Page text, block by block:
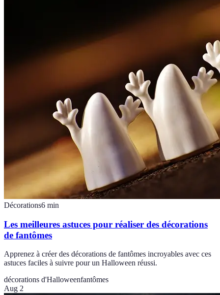
Décorations6 min
Les meilleures astuces pour réaliser des décorations
de fantômes
Apprenez à créer des décorations de fantômes incroyables avec ces
astuces faciles à suivre pour un Halloween réussi.
décorations d'Halloweenfantômes
Aug 2